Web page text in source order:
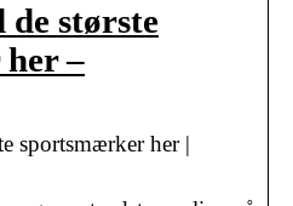
største
–
sportsmærker her |